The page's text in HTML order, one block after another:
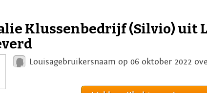
Klussenbedrijf (Silvio) uit
Louisagebruikersnaam op 06 oktober 2022